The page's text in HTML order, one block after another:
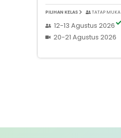
PILIHAN KELAS TATAP MUKA
12-13 Agustus 2026
20-21 Agustus 2026